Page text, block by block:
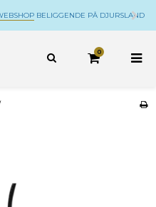
PÅ DJURSLAND
0